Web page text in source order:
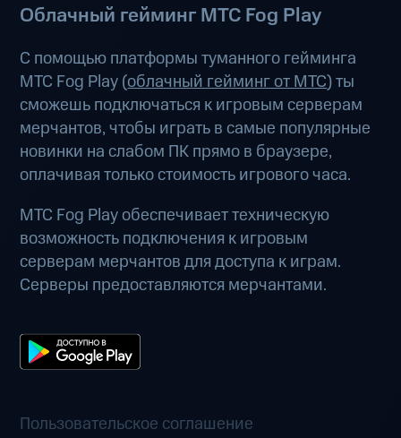
Облачный гейминг МТС Fog Play
С помощью платформы туманного гейминга
МТС Fog Play (облачный гейминг от МТС) ты
сможешь подключаться к игровым серверам
мерчантов, чтобы играть в самые популярные
новинки на слабом ПК прямо в браузере,
оплачивая только стоимость игрового часа.
МТС Fog Play обеспечивает техническую
возможность подключения к игровым
серверам мерчантов для доступа к играм.
Серверы предоставляются мерчантами.
Пользовательское соглашение